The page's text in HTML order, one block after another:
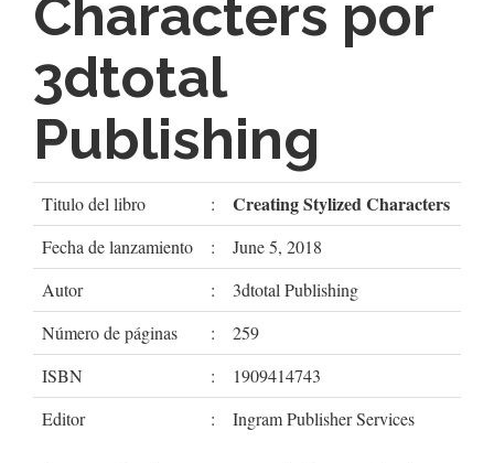
Characters por
3dtotal
Publishing
Titulo del libro : Creating Stylized Characters
Fecha de lanzamiento :
June 5, 2018
Autor
:
3dtotal Publishing
Número de páginas
:
259
ISBN
:
1909414743
Editor
: Ingram Publisher Services